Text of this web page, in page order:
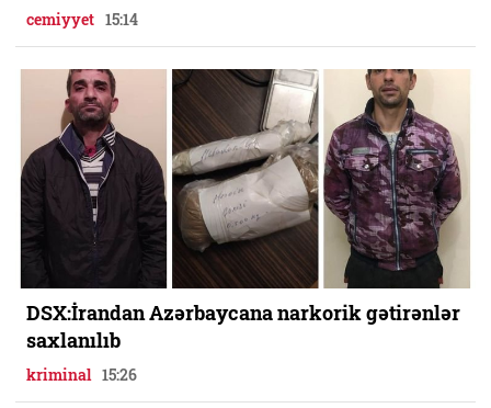
cemiyyet 15:14
DSX:İrandan Azərbaycana narkorik gətirənlər
saxlanılıb
kriminal 15:26